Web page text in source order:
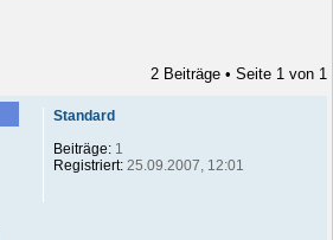
2 Beiträge • Seite 1 von 1
Standard
Beiträge:1
Registriert:25.09.2007, 12:01